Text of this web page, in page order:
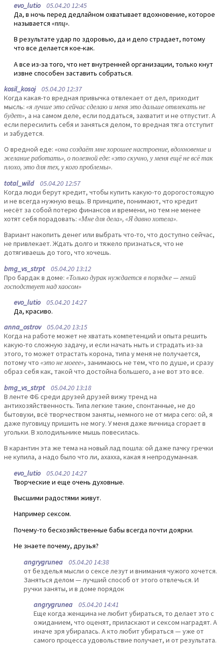
evo_lutio05.04.20 12:45
Да, в ночь перед дедлайном охватывает вдохновение, которое
называется «ппц».
В результате удар по здоровью, да и дело страдает, потому
что все делается кое-как.
А все из-за того, что нет внутренней организации, только кнут
извне способен заставить собраться.
kosil_kosoj05.04.20 12:37
Когда какая-то вредная привычка отвлекает от дел, приходит
мысль: «я лучше это сейчас сделаю и меня это дальше отвлекать не
будет», а на самом деле, если поддаться, захватит и не отпустит. А
если пересилить себя и заняться делом, то вредная тяга отступит
и забудется.
О вредной еде: «она создаёт мне хорошее настроение, вдохновение и
желание работать», о полезной еде: «это скучно, у меня ещё не всё так
плохо, это для тех, у кого проблемы».
total_wild05.04.20 12:57
Когда люди берут кредит, чтобы купить какую-то дорогостоящую
и не всегда нужную вещь. В принципе, понимают, что кредит
несёт за собой потерю финансов и времени, но тем не менее
хотят себя порадовать: «Мне для дела», «Я давно хотела».
Вариант накопить денег или выбрать что-то, что доступно сейчас,
не привлекает. Ждать долго и тяжело признаться, что не
дотягиваешь до того, что хочешь.
bmg_vs_strpt05.04.20 13:12
Про бардак в доме: «Только дурак нуждается в порядке — гений
господствует над хаосом»
evo_lutio05.04.20 14:27
Да, красиво.
anna_ostrov05.04.20 13:15
Когда на работе может не хватать компетенций и опыта решить
какую-то сложную задачу, и если начать ныть и страдать из-за
этого, то может отрастать корона, типа у меня не получается,
потому что «это не моеее», занимаюсь не тем, что по душе, и сразу
образ себя как, такой что достойна большего, а не вот это все.
bmg_vs_strpt05.04.20 13:18
В ленте ФБ среди друзей друзей вижу тренд на
антихозяйственность. Типа легкие такие, спонтанные, не до
бытовухи, всё творчеством заняты, немного не от мира сего: ой, я
даже пуговицу пришить не могу. У меня даже яичница сгорает в
угольки. В холодильнике мышь повесилась.
В карантин эта же тема на новый лад пошла: ой даже пачку гречки
не купила, а надо было что ли, ахахха, какая я непродуманная.
evo_lutio05.04.20 14:27
Творческие и еще очень духовные.
Высшими радостями живут.
Например сексом.
Почему-то бесхозяйственные бабы всегда почти доярки.
Не знаете почему, друзья?
angrygrunea 05.04.20 14:38
от безделья мысли о сексе лезут и внимания чужого хочется.
Заняться делом — лучший способ от этого отвлечься. И
ручки заняты, и в доме порядок
angrygrunea 05.04.20 14:41
Еще когда женщина не любит убираться, то делает это с
ожиданием, что оценят, приласкают и сексом наградят. А
иначе зря убиралась. А кто любит убираться — уже от
самого процесса удовольствие получает, и от результата.